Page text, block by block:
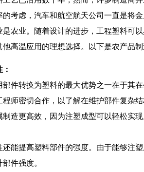
的考虑，汽车和航空航天公司一直是将
是农业。随着设计的进步，工程塑料可
高温应用的理想选择。以下是农产品
部件转换为塑料的最大优势之一在于其
程师密切合作，以了解在维护部件复杂
造更高效，因为注塑成型可以轻松实
还能提高塑料部件的强度。由于能够注
件强度。